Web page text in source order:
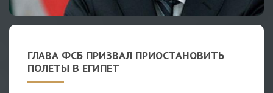
ГЛАВА ФСБ ПРИЗВАЛ ПРИОСТАНОВИТЬ
ПОЛЕТЫ В ЕГИПЕТ